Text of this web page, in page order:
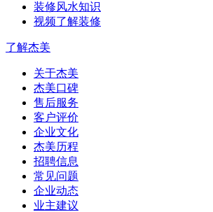
装修风水知识
视频了解装修
了解杰美
关于杰美
杰美口碑
售后服务
客户评价
企业文化
杰美历程
招聘信息
常见问题
企业动态
业主建议